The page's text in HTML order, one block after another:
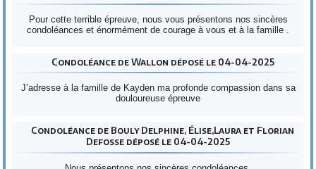
Pour cette terrible épreuve, nous vous présentons nos sincères
condoléances et énormément de courage à vous et à la famille .
Condoléance de Wallon déposé le 04-04-2025
J’adresse à la famille de Kayden ma profonde compassion dans sa
douloureuse épreuve
Condoléance de Bouly Delphine, Élise,Laura et Florian
Defosse déposé le 04-04-2025